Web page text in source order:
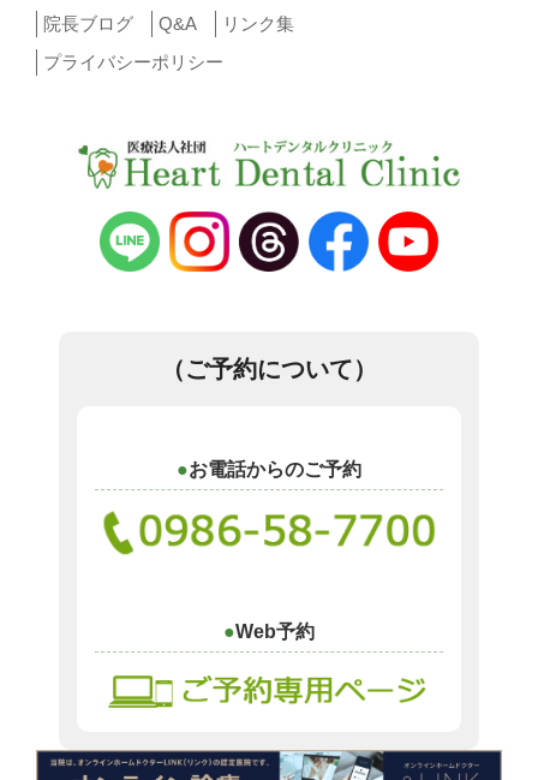
院長ブログ
Q&A
リンク集
プライバシーポリシー
（ご予約について）
お電話からのご予約
Web予約